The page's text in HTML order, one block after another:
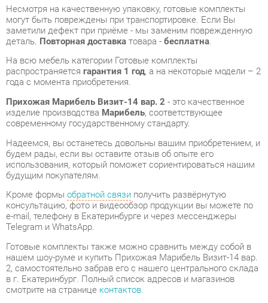
На всю мебель категории Готовые комплекты
распространяетсягарантия 1 год, а на некоторые модели – 2
года с момента приобретения.
Прихожая Марибель Визит-14 вар. 2 - это качественное
изделие производства Марибель
современному государственному стандарту.
Надеемся, вы останетесь довольны вашим приобретением, и
будем рады, если вы оставите отзыв об опыте его
использования, который поможет сориентироваться нашим
будущим покупателям.
консультацию, фото и видеообзор продукции вы можете по
e-mail, телефону в Екатеринбурге и через мессенджеры
Telegram и WhatsApp.
нашем шоу-руме и купить Прихожая Марибель Визит-14 вар.
2, самостоятельно забрав его с нашего центрального склада
в г. Екатеринбург. Полный список адресов и магазинов
смотрите на странице
Материал
Лдсп
Ширина, мм
2154
Глубина, мм
444